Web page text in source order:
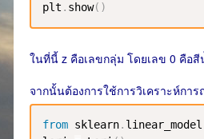
plt . show( )
ในที่นี้ z คือเลขกลุ่ม โดยเลข 0 คือสี
จากนั้นต้องการใช้การวิเคราะห์กา
from sklearn. linear_model